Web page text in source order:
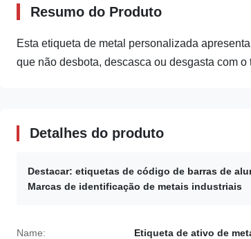
Resumo do Produto
Esta etiqueta de metal personalizada
que não desbota, descasca ou desgasta com o
Detalhes do produto
Destacar: etiquetas de código de barras de
Marcas de identificação de metais industriais
Name: Etiqueta de ativo de